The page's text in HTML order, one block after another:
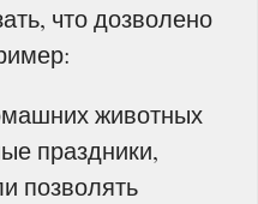
что дозволено
животных
праздники,
позволять